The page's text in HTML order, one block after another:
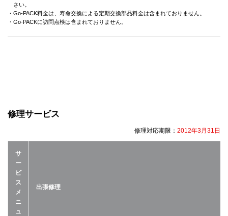
さい。
・Go-PACK料金は、寿命交換による定期交換部品料金は含まれておりません。
・Go-PACKに訪問点検は含まれておりません。
修理サービス
修理対応期限： 2012年3月31日
サ
ー
ビ
ス
メ
ニ
ュ
出張修理